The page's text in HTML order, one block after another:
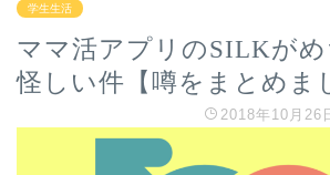
学生生活
ママ活アプリのSILKが
怪しい件【噂をまとめま
2018年10月26